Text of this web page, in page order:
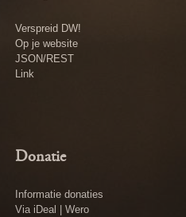
Verspreid DW!
Op je website
JSON/REST
Link
Donatie
Informatie donaties
Via iDeal | Wero